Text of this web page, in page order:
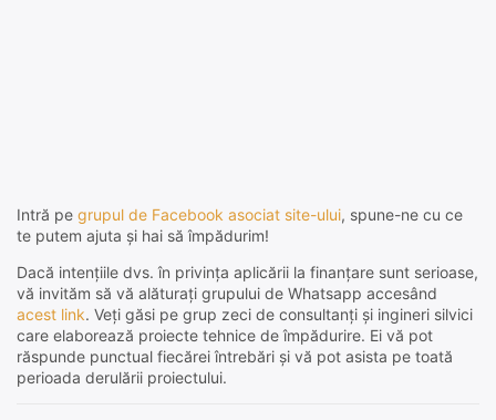
Intră pe grupul de Facebook asociat site-ului, spune-ne cu ce
te putem ajuta și hai să împădurim!
Dacă intențiile dvs. în privința aplicării la finanțare sunt serioase,
vă invităm să vă alăturați grupului de Whatsapp accesând
acest link. Veți găsi pe grup zeci de consultanți și ingineri silvici
care elaborează proiecte tehnice de împădurire. Ei vă pot
răspunde punctual fiecărei întrebări și vă pot asista pe toată
perioada derulării proiectului.